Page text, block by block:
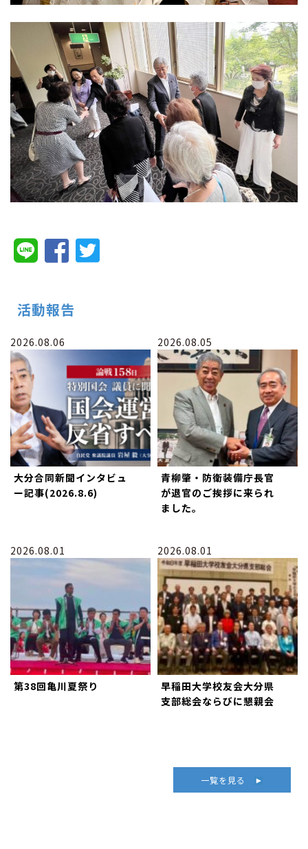
活動報告
2026.08.06
大分合同新聞インタビュ
ー記事(2026.8.6)
2026.08.05
青柳肇・防衛装備庁長官
が退官のご挨拶に来られ
ました。
2026.08.01
第38回亀川夏祭り
2026.08.01
早稲田大学校友会大分県
支部総会ならびに懇親会
一覧を見る